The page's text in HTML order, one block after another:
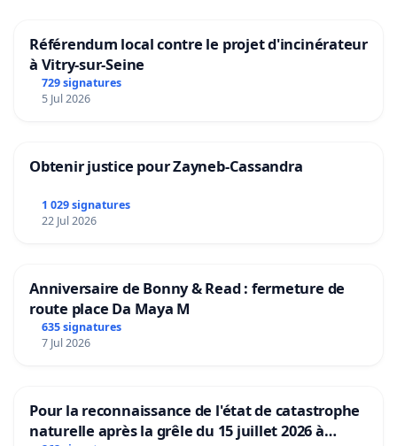
Référendum local contre le projet d'incinérateur
à Vitry-sur-Seine
729 signatures
5 Jul 2026
Obtenir justice pour Zayneb-Cassandra
1 029 signatures
22 Jul 2026
Anniversaire de Bonny & Read : fermeture de
route place Da Maya M
635 signatures
7 Jul 2026
Pour la reconnaissance de l'état de catastrophe
naturelle après la grêle du 15 juillet 2026 à